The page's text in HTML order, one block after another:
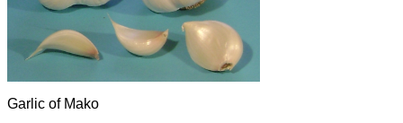
Garlic of Mako